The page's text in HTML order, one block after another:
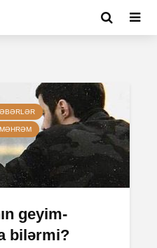
geyim-
bilərmi?